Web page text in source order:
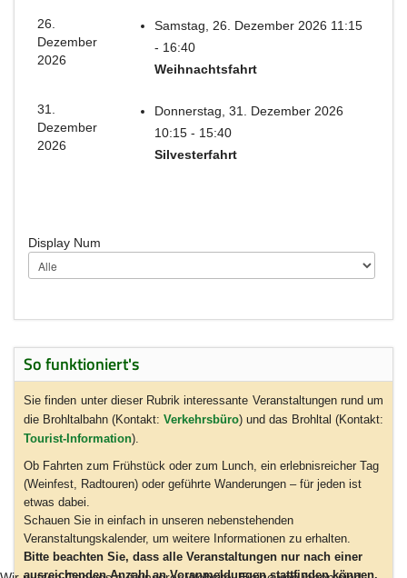
26.
Dezember
2026
Samstag, 26. Dezember 2026 11:15
- 16:40
Weihnachtsfahrt
31.
Dezember
2026
Donnerstag, 31. Dezember 2026
10:15 - 15:40
Silvesterfahrt
Display Num
So funktioniert's
Sie finden unter dieser Rubrik interessante Veranstaltungen rund um
die Brohltalbahn (Kontakt: Verkehrsbüro) und das Brohltal (Kontakt:
Tourist-Information).
Ob Fahrten zum Frühstück oder zum Lunch, ein erlebnisreicher Tag
(Weinfest, Radtouren) oder geführte Wanderungen – für jeden ist
etwas dabei.
Schauen Sie in einfach in unseren nebenstehenden
Veranstaltungskalender, um weitere Informationen zu erhalten.
Bitte beachten Sie, dass alle Veranstaltungen nur nach einer
ausreichenden Anzahl an Voranmeldungen stattfinden können.